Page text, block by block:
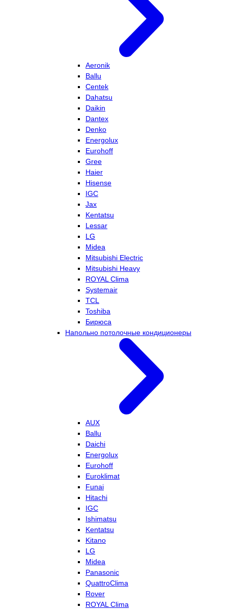
Aeronik
Ballu
Centek
Dahatsu
Daikin
Dantex
Denko
Energolux
Eurohoff
Gree
Haier
Hisense
IGC
Jax
Kentatsu
Lessar
LG
Midea
Mitsubishi Electric
Mitsubishi Heavy
ROYAL Clima
Systemair
TCL
Toshiba
Бирюса
Напольно потолочные кондиционеры
AUX
Ballu
Daichi
Energolux
Eurohoff
Euroklimat
Funai
Hitachi
IGC
Ishimatsu
Kentatsu
Kitano
LG
Midea
Panasonic
QuattroClima
Rover
ROYAL Clima